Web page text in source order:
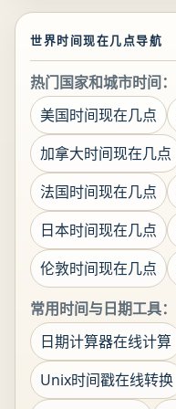
世界时间现在几点导航
热门国家和城市时间：
美国时间现在几点
加拿大时间现在几点
法国时间现在几点
日本时间现在几点
伦敦时间现在几点
常用时间与日期工具：
日期计算器在线计算
Unix时间戳在线转换